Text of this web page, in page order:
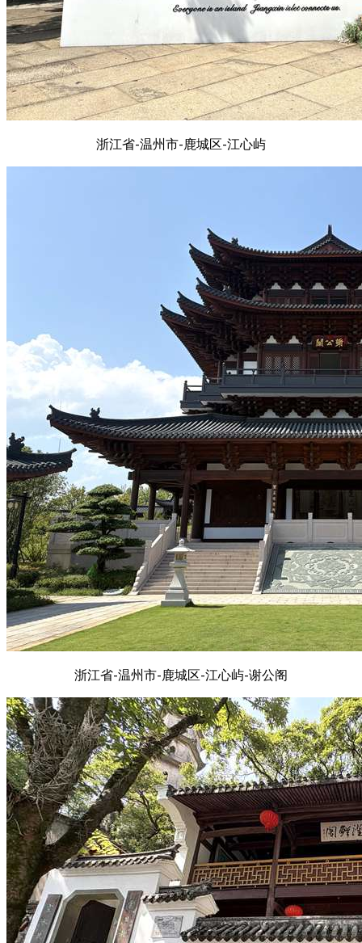
浙江省-温州市-鹿城区-江心屿
浙江省-温州市-鹿城区-江心屿-谢公阁